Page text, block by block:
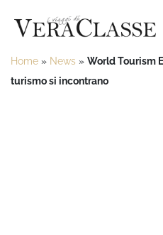
Home » News » World Tourism
turismo si incontrano